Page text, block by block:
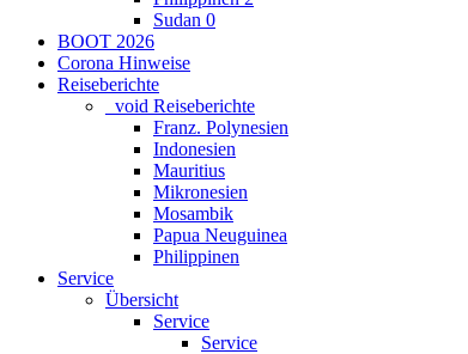
Sudan 0
BOOT 2026
Corona Hinweise
Reiseberichte
_void Reiseberichte
Franz. Polynesien
Indonesien
Mauritius
Mikronesien
Mosambik
Papua Neuguinea
Philippinen
Service
Übersicht
Service
Service